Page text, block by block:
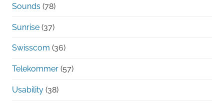
Sounds (78)
Sunrise (37)
Swisscom (36)
Telekommer (57)
Usability (38)